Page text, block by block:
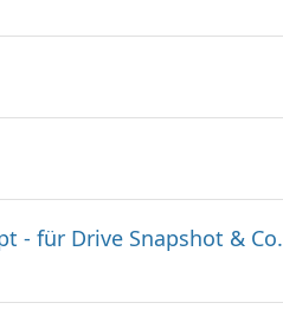
- für Drive Snapshot & Co.